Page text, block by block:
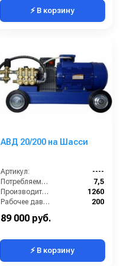
⚡ В корзину
АВД 20/200 на Шасси
Артикул:
----
Потребляемая мощность (кВт):
7,5
Производительность (л/ч):
1260
Рабочее давление (бар):
200
Мощность (кВт):
89 000 руб.
⚡ В корзину